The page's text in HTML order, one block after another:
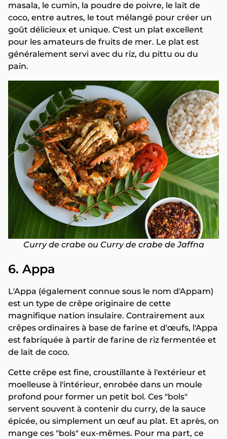
masala, le cumin, la poudre de poivre, le lait de
coco, entre autres, le tout mélangé pour créer un
goût délicieux et unique. C'est un plat excellent
pour les amateurs de fruits de mer. Le plat est
généralement servi avec du riz, du pittu ou du
pain.
Curry de crabe ou Curry de crabe de Jaffna
6. Appa
L'Appa (également connue sous le nom d'Appam)
est un type de crêpe originaire de cette
magnifique nation insulaire. Contrairement aux
crêpes ordinaires à base de farine et d'œufs, l'Appa
est fabriquée à partir de farine de riz fermentée et
de lait de coco.
Cette crêpe est fine, croustillante à l'extérieur et
moelleuse à l'intérieur, enrobée dans un moule
profond pour former un petit bol. Ces "bols"
servent souvent à contenir du curry, de la sauce
épicée, ou simplement un œuf au plat. Et après, on
mange ces "bols" eux-mêmes. Pour ma part, ce